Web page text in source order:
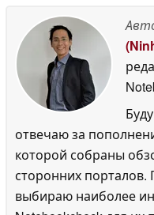
отвечаю за
которой собраны
сторонних
выбираю наиболее